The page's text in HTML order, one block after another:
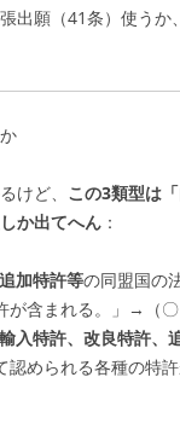
出願（41条）使うか
けど、 この3類型は
か出てへん ：
追加特許等の同盟国の
が含まれる。」→（〇
輸入特許、改良特許、
認められる各種の特許